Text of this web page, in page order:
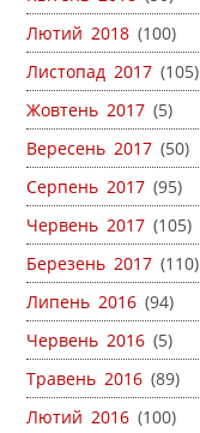
Лютий 2018 (100)
Листопад 2017 (105)
Жовтень 2017 (5)
Вересень 2017 (50)
Серпень 2017 (95)
Червень 2017 (105)
Березень 2017 (110)
Липень 2016 (94)
Червень 2016 (5)
Травень 2016 (89)
Лютий 2016 (100)